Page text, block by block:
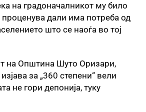
на градоначалникот му било
дали има потреба од
што се наоѓа во тој
на Општина Шуто Оризари,
за „360 степени“ вели
не гори депонија, туку